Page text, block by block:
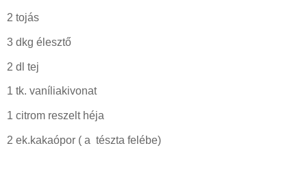
2 tojás
3 dkg élesztő
2 dl tej
1 tk. vaníliakivonat
1 citrom reszelt héja
2 ek.kakaópor ( a tészta felébe)